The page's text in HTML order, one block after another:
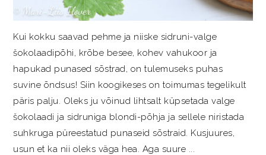
Kui kokku saavad pehme ja niiske sidruni-valge
šokolaadipõhi, krõbe besee, kohev vahukoor ja
hapukad punased sõstrad, on tulemuseks puhas
suvine õndsus! Siin koogikeses on toimumas tegelikult
päris palju. Oleks ju võinud lihtsalt küpsetada valge
šokolaadi ja sidruniga blondi-põhja ja sellele niristada
suhkruga püreestatud punaseid sõstraid. Kusjuures,
usun et ka nii oleks väga hea. Aga suure ...